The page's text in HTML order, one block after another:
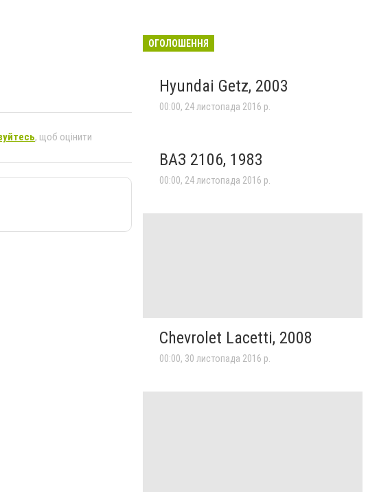
, щоб оцінити
ОГОЛОШЕННЯ
Hyundai Getz, 2003
00:00, 24 листопада 2016 р.
ВАЗ 2106, 1983
00:00, 24 листопада 2016 р.
Chevrolet Lacetti, 2008
00:00, 30 листопада 2016 р.